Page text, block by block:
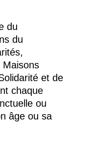
du
du
Maisons
et de
chaque
ou
âge ou sa